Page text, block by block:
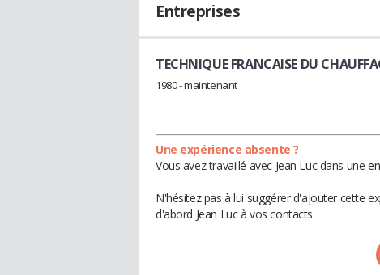
Entreprises
TECHNIQUE FRANCAISE DU
1980 - maintenant
Une expérience absente ?
Vous avez travaillé avec Jean Luc dans une
N'hésitez pas à lui suggérer d'ajouter cette
d'abord Jean Luc à vos contacts.